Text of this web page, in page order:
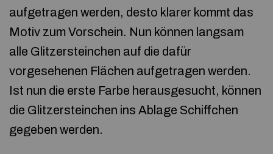
aufgetragen werden, desto klarer kommt das
Motiv zum Vorschein. Nun können langsam
alle Glitzersteinchen auf die dafür
vorgesehenen Flächen aufgetragen werden.
Ist nun die erste Farbe herausgesucht, können
die Glitzersteinchen ins Ablage Schiffchen
gegeben werden.